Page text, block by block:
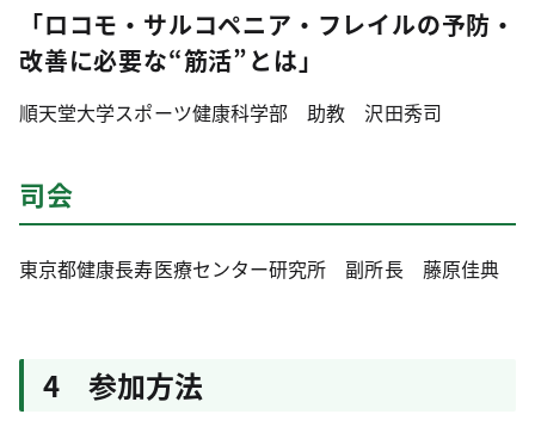
「ロコモ・サルコペニア・フレイルの予防・
改善に必要な“筋活”とは」
順天堂大学スポーツ健康科学部 助教 沢田秀司
司会
東京都健康長寿医療センター研究所 副所長 藤原佳典
4 参加方法